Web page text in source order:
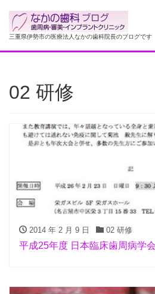
三重県伊勢市の医療法人なかの歯科院長のブログです
02 研修
2014 年 2 月 9 日 02 研修